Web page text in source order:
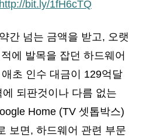
http://bit.ly/1fH6cTQ
간 넘는 금액을 받고, 오랫
에 발목을 잡던 하드웨어
초 인수 대금이 129억달
되판것이나 다름 없는
Home (TV 셋톱박스)
보면, 하드웨어 관련 부문